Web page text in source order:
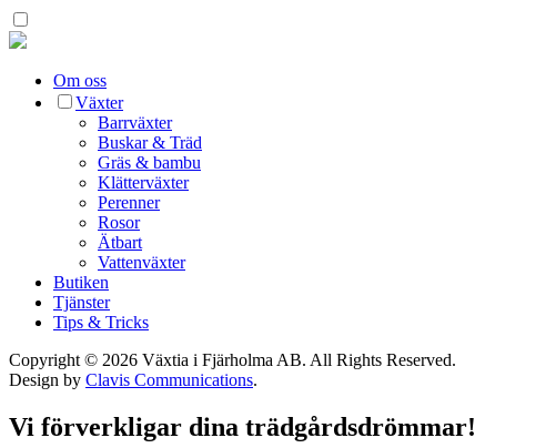
Om oss
Växter
Barrväxter
Buskar & Träd
Gräs & bambu
Klätterväxter
Perenner
Rosor
Ätbart
Vattenväxter
Butiken
Tjänster
Tips & Tricks
Copyright © 2026 Växtia i Fjärholma AB. All Rights Reserved.
Design by Clavis Communications.
Vi förverkligar dina trädgårdsdrömmar!